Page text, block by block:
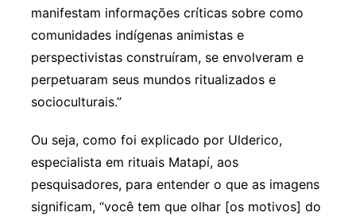
manifestam informações críticas sobre como
comunidades indígenas animistas e
perspectivistas construíram, se envolveram e
perpetuaram seus mundos ritualizados e
socioculturais.”
Ou seja, como foi explicado por Ulderico,
especialista em rituais Matapí, aos
pesquisadores, para entender o que as imagens
significam, “você tem que olhar [os motivos] do